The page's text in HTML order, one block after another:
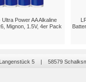
Ultra Power AA Alkaline
Mignon, 1.5V, 4er Pack
5 | 58579